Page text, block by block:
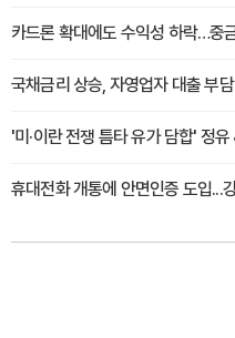
카드론 확대에도 수익성 하락…중
국채금리 상승, 자영업자 대출 부
'미·이란 전쟁 틈타 유가 담합' 정
휴대전화 개통에 안면인증 도입...